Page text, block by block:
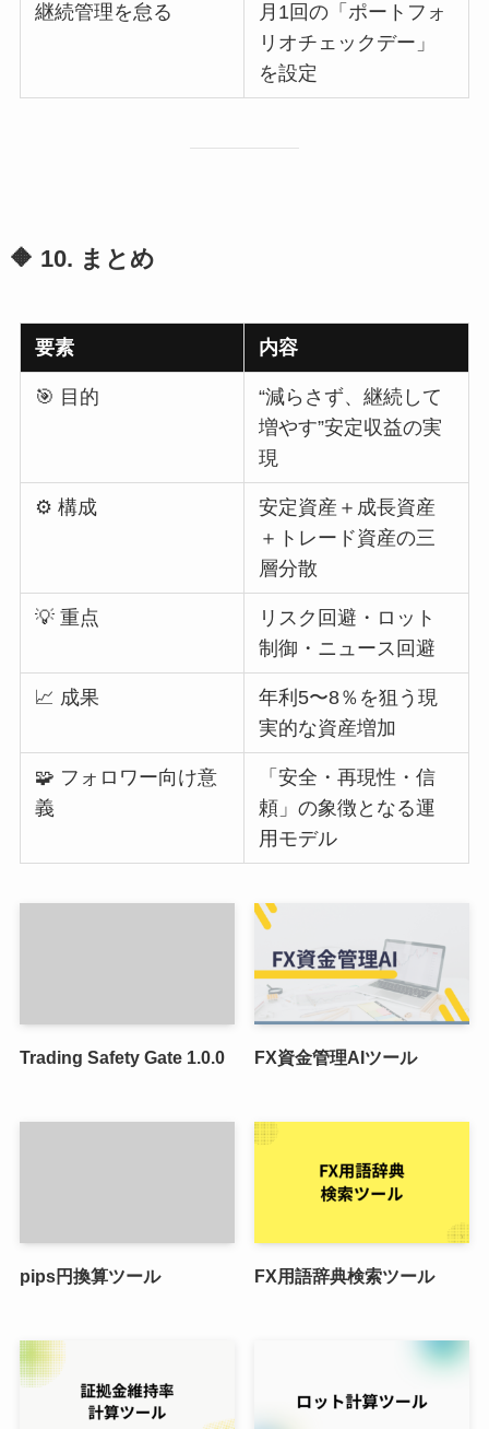
継続管理を怠る
月1回の「ポートフォ
リオチェックデー」
を設定
🔶 10. まとめ
要素 内容
🎯 目的
“減らさず、継続して
増やす”安定収益の実
現
⚙️ 構成
安定資産＋成長資産
＋トレード資産の三
層分散
💡 重点
リスク回避・ロット
制御・ニュース回避
📈 成果
年利5〜8％を狙う現
実的な資産増加
🧩 フォロワー向け意
義
「安全・再現性・信
頼」の象徴となる運
用モデル
Trading Safety Gate 1.0.0 FX資金管理AIツール
pips円換算ツール FX用語辞典検索ツール